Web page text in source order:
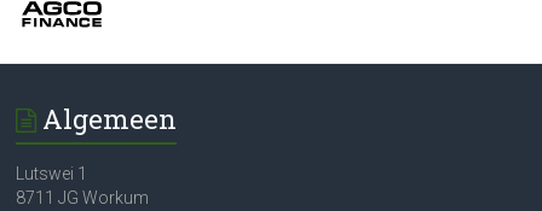
Algemeen
Lutswei 1
8711 JG Workum